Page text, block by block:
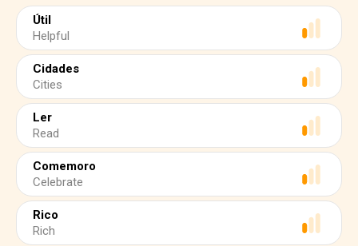
Útil
Helpful
Cidades
Cities
Ler
Read
Comemoro
Celebrate
Rico
Rich